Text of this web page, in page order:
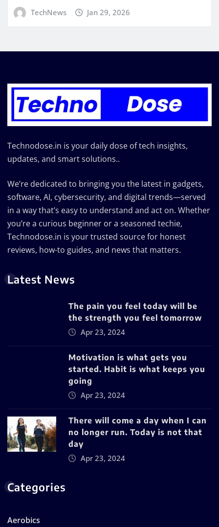
TechNews Jan 29, 2026
Technodose.in is your daily dose of tech insights,
updates, and smart solutions..
We’re dedicated to bringing you the latest in gadgets,
software, AI, cybersecurity, and digital trends—served
in a way that’s easy to understand and act on. Whether
you’re a curious beginner or a seasoned techie,
Technodose.in is your trusted source for honest
reviews, how-to guides, and news that matters.
Latest News
The pain you feel today will be
the strength you feel tomorrow
Apr 23, 2024
Motivation is what gets you
started. Habit is what keeps you
going
Apr 23, 2024
There will come a day when I can
no longer run. Today is not that
day
Apr 23, 2024
Categories
Aerobics